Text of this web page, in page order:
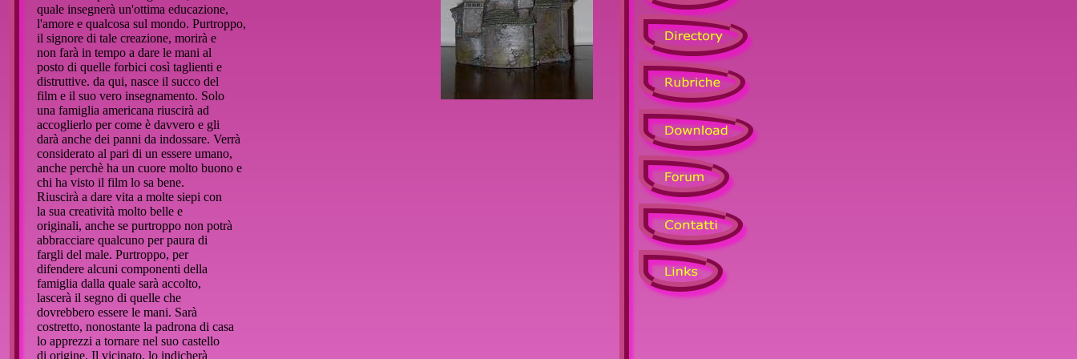
quale insegnerà un'ottima educazione,
l'amore e qualcosa sul mondo. Purtroppo,
il signore di tale creazione, morirà e
non farà in tempo a dare le mani al
posto di quelle forbici così taglienti e
distruttive. da qui, nasce il succo del
film e il suo vero insegnamento. Solo
una famiglia americana riuscirà ad
accoglierlo per come è davvero e gli
darà anche dei panni da indossare. Verrà
considerato al pari di un essere umano,
anche perchè ha un cuore molto buono e
chi ha visto il film lo sa bene.
Riuscirà a dare vita a molte siepi con
la sua creatività molto belle e
originali, anche se purtroppo non potrà
abbracciare qualcuno per paura di
fargli del male. Purtroppo, per
difendere alcuni componenti della
famiglia dalla quale sarà accolto,
lascerà il segno di quelle che
dovrebbero essere le mani. Sarà
costretto, nonostante la padrona di casa
lo apprezzi a tornare nel suo castello
di origine. Il vicinato, lo indicherà